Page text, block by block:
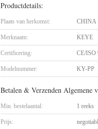
Productdetails:
Plaats van herkomst: CHINA
Merknaam: KEYE
Certificering: CE/ISO
Modelnummer: KY-PP
Betalen & Verzenden Algemene
Min. bestelaantal: 1 reeks
Prijs: